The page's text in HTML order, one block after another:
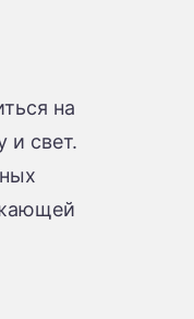
на
и свет.